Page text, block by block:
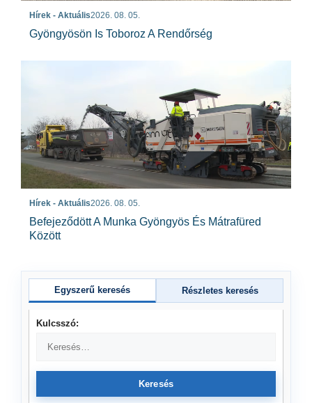
Hírek - Aktuális2026. 08. 05.
Gyöngyösön Is Toboroz A Rendőrség
Hírek - Aktuális2026. 08. 05.
Befejeződött A Munka Gyöngyös És Mátrafüred
Között
Egyszerű keresés Részletes keresés
Kulcsszó:
Keresés